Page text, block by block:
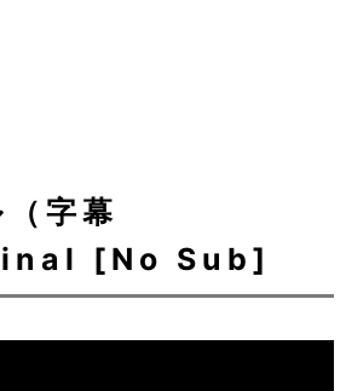
字幕
[No Sub]